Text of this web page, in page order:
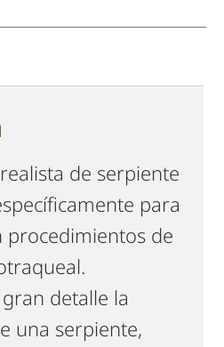
de serpiente
para
procedimientos de
detalle la
una serpiente,